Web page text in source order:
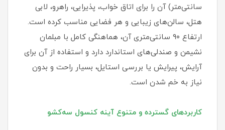
سانتی‌متر) آن را برای اتاق خواب، پذیرایی، راهرو، لابی
هتل، سالن‌های زیبایی و هر فضایی مناسب کرده است.
ارتفاع ۹۰ سانتی‌متری آن، هماهنگی کامل با مبلمان
نشیمن و صندلی‌های استاندارد دارد و استفاده از آن برای
آرایش، پیرایش یا بررسی استایل، بسیار راحت و بدون
نیاز به خم شدن است.
کاربردهای گسترده و متنوع آینه کنسول سه‌کشو